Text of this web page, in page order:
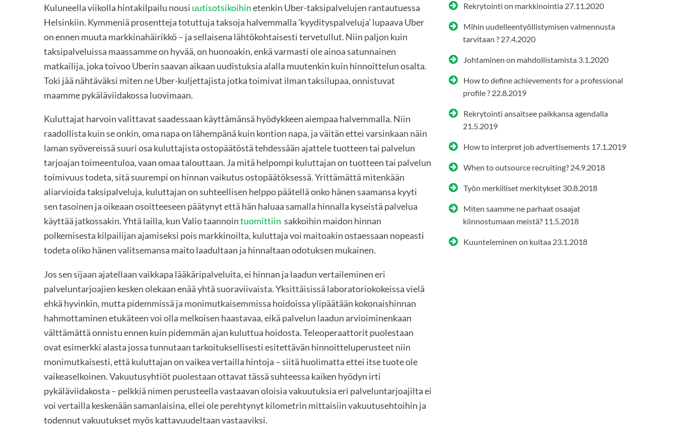
Kuluneella viikolla hintakilpailu nousi uutisotsikoihinetenkin Uber-taksipalvelujen rantautuessa
Helsinkiin. Kymmeniä prosentteja totuttuja taksoja halvemmalla ’kyydityspalveluja’ lupaava Uber
on ennen muuta markkinahäirikkö – ja sellaisena lähtökohtaisesti tervetullut. Niin paljon kuin
taksipalveluissa maassamme on hyvää, on huonoakin, enkä varmasti ole ainoa satunnainen
matkailija, joka toivoo Uberin saavan aikaan uudistuksia alalla muutenkin kuin hinnoittelun osalta.
Toki jää nähtäväksi miten ne Uber-kuljettajista jotka toimivat ilman taksilupaa, onnistuvat
maamme pykäläviidakossa luovimaan.
Kuluttajat harvoin valittavat saadessaan käyttämänsä hyödykkeen aiempaa halvemmalla. Niin
raadollista kuin se onkin, oma napa on lähempänä kuin kontion napa, ja väitän ettei varsinkaan näin
laman syövereissä suuri osa kuluttajista ostopäätöstä tehdessään ajattele tuotteen tai palvelun
tarjoajan toimeentuloa, vaan omaa talouttaan. Ja mitä helpompi kuluttajan on tuotteen tai palvelun
toimivuus todeta, sitä suurempi on hinnan vaikutus ostopäätöksessä. Yrittämättä mitenkään
aliarvioida taksipalveluja, kuluttajan on suhteellisen helppo päätellä onko hänen saamansa kyyti
sen tasoinen ja oikeaan osoitteeseen päätynyt että hän haluaa samalla hinnalla kyseistä palvelua
käyttää jatkossakin. Yhtä lailla, kun Valio taannointuomittiin sakkoihin maidon hinnan
polkemisesta kilpailijan ajamiseksi pois markkinoilta, kuluttaja voi maitoakin ostaessaan nopeasti
todeta oliko hänen valitsemansa maito laadultaan ja hinnaltaan odotuksen mukainen.
Jos sen sijaan ajatellaan vaikkapa lääkäripalveluita, ei hinnan ja laadun vertaileminen eri
palveluntarjoajien kesken olekaan enää yhtä suoraviivaista. Yksittäisissä laboratoriokokeissa vielä
ehkä hyvinkin, mutta pidemmissä ja monimutkaisemmissa hoidoissa ylipäätään kokonaishinnan
hahmottaminen etukäteen voi olla melkoisen haastavaa, eikä palvelun laadun arvioiminenkaan
välttämättä onnistu ennen kuin pidemmän ajan kuluttua hoidosta. Teleoperaattorit puolestaan
ovat esimerkki alasta jossa tunnutaan tarkoituksellisesti esitettävän hinnoitteluperusteet niin
monimutkaisesti, että kuluttajan on vaikea vertailla hintoja – siitä huolimatta ettei itse tuote ole
vaikeaselkoinen. Vakuutusyhtiöt puolestaan ottavat tässä suhteessa kaiken hyödyn irti
pykäläviidakosta – pelkkiä nimen perusteella vastaavan oloisia vakuutuksia eri palveluntarjoajilta ei
voi vertailla keskenään samanlaisina, ellei ole perehtynyt kilometrin mittaisiin vakuutusehtoihin ja
todennut vakuutukset myös kattavuudeltaan vastaaviksi.
Rekrytointi on markkinointia 27.11.2020
Mihin uudelleentyöllistymisen valmennusta
tarvitaan ? 27.4.2020
Johtaminen on mahdollistamista 3.1.2020
How to define achievements for a professional
profile ? 22.8.2019
Rekrytointi ansaitsee paikkansa agendalla
21.5.2019
How to interpret job advertisements 17.1.2019
When to outsource recruiting? 24.9.2018
Työn merkilliset merkitykset 30.8.2018
Miten saamme ne parhaat osaajat
kiinnostumaan meistä? 11.5.2018
Kuunteleminen on kultaa 23.1.2018